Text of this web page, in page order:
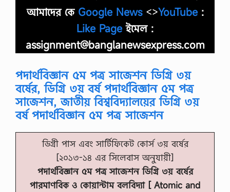
আমাদের কে Google News<>YouTube :
Like Page ইমেল :
assignment@banglanewsexpress.com
পদার্থবিজ্ঞান ৫ম পত্র সাজেশন ডিগ্রি ৩য়
বর্ষের, ডিগ্রি ৩য় বর্ষ পদার্থবিজ্ঞান ৫ম পত্র
সাজেশন, জাতীয় বিশ্ববিদ্যালয়ের ডিগ্রি ৩য়
বর্ষ পদার্থবিজ্ঞান ৫ম পত্র সাজেশন
ডিগ্রী পাস এবং সার্টিফিকেট কোর্স ৩য় বর্ষের
[২০১৩-১৪ এর সিলেবাস অনুযায়ী]
পদার্থবিজ্ঞান ৫ম পত্র সাজেশন ডিগ্রি ৩য় বর্ষের
পারমাণবিক ও কোয়ান্টাম বলবিদ্যা [ Atomic and